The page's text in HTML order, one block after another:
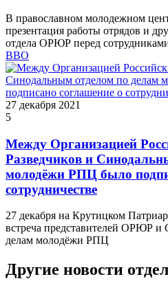
В православном молодежном
презентация работы отрядов и
отдела ОРЮР перед
ВВО
27 декабря 2021
5
Между Организацией
Разведчиков и
молодёжи РПЦ было
сотрудничестве
27 декабря на Крутицком
встреча представителей ОРЮР и
делам молодёжи РПЦ
Другие новости